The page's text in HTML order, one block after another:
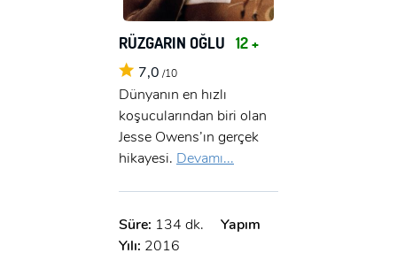
RÜZGARIN OĞLU 12 +
7,0 /10
Dünyanın en hızlı
koşucularından biri olan
Jesse Owens’ın gerçek
hikayesi. Devamı...
Süre: 134 dk.
Yapım
Yılı: 2016